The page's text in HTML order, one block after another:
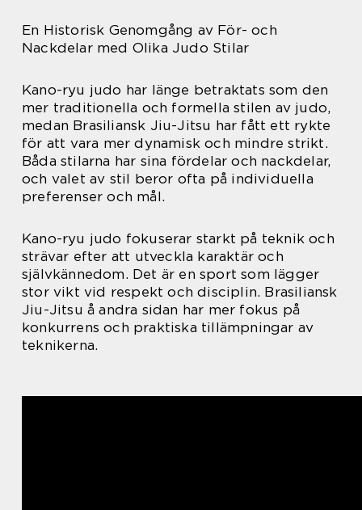
En Historisk Genomgång av För- och
Nackdelar med Olika Judo Stilar
Kano-ryu judo har länge betraktats som den
mer traditionella och formella stilen av judo,
medan Brasiliansk Jiu-Jitsu har fått ett rykte
för att vara mer dynamisk och mindre strikt.
Båda stilarna har sina fördelar och nackdelar,
och valet av stil beror ofta på individuella
preferenser och mål.
Kano-ryu judo fokuserar starkt på teknik och
strävar efter att utveckla karaktär och
självkännedom. Det är en sport som lägger
stor vikt vid respekt och disciplin. Brasiliansk
Jiu-Jitsu å andra sidan har mer fokus på
konkurrens och praktiska tillämpningar av
teknikerna.